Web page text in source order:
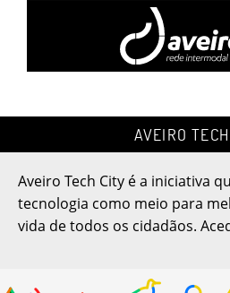
Zonas e tarifas de
estacionamento
Ecocentro Municipal
Ecocentro Municipal
AVEIRO
Aveiro Tech City é a iniciativa
tecnologia como meio para
vida de todos os cidadãos.